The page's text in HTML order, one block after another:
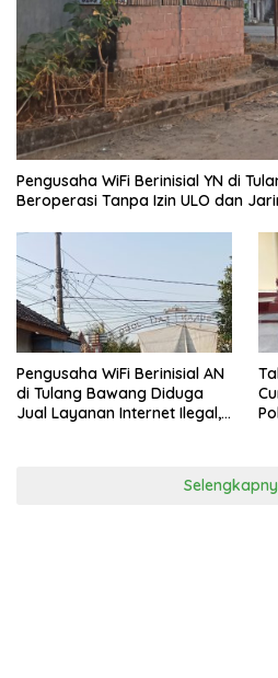
Pengusaha WiFi Berinisial YN di
Beroperasi Tanpa Izin ULO dan
Pengusaha WiFi Berinisial AN
di Tulang Bawang Diduga
Jual Layanan Internet Ilegal,